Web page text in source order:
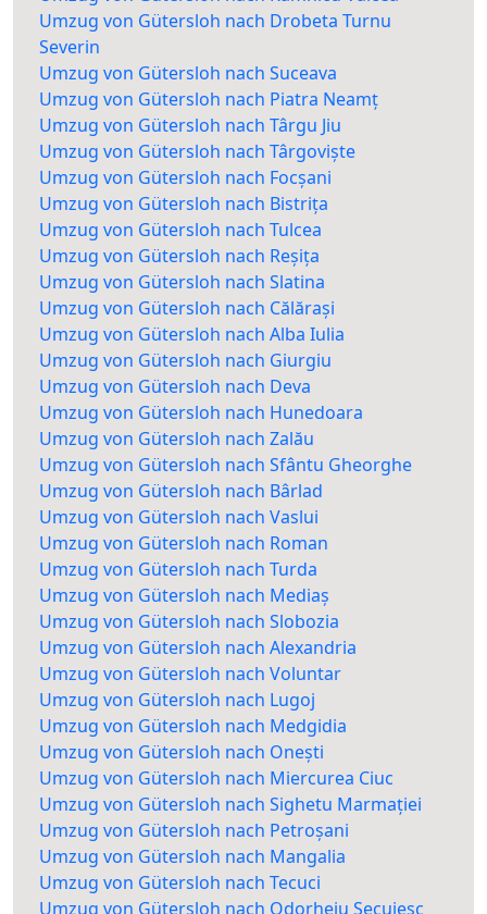
Umzug von Gütersloh nach Drobeta Turnu
Severin
Umzug von Gütersloh nach Suceava
Umzug von Gütersloh nach Piatra Neamț
Umzug von Gütersloh nach Târgu Jiu
Umzug von Gütersloh nach Târgoviște
Umzug von Gütersloh nach Focșani
Umzug von Gütersloh nach Bistrița
Umzug von Gütersloh nach Tulcea
Umzug von Gütersloh nach Reșița
Umzug von Gütersloh nach Slatina
Umzug von Gütersloh nach Călărași
Umzug von Gütersloh nach Alba Iulia
Umzug von Gütersloh nach Giurgiu
Umzug von Gütersloh nach Deva
Umzug von Gütersloh nach Hunedoara
Umzug von Gütersloh nach Zalău
Umzug von Gütersloh nach Sfântu Gheorghe
Umzug von Gütersloh nach Bârlad
Umzug von Gütersloh nach Vaslui
Umzug von Gütersloh nach Roman
Umzug von Gütersloh nach Turda
Umzug von Gütersloh nach Mediaș
Umzug von Gütersloh nach Slobozia
Umzug von Gütersloh nach Alexandria
Umzug von Gütersloh nach Voluntar
Umzug von Gütersloh nach Lugoj
Umzug von Gütersloh nach Medgidia
Umzug von Gütersloh nach Onești
Umzug von Gütersloh nach Miercurea Ciuc
Umzug von Gütersloh nach Sighetu Marmației
Umzug von Gütersloh nach Petroșani
Umzug von Gütersloh nach Mangalia
Umzug von Gütersloh nach Tecuci
Umzug von Gütersloh nach Odorheiu Secuiesc